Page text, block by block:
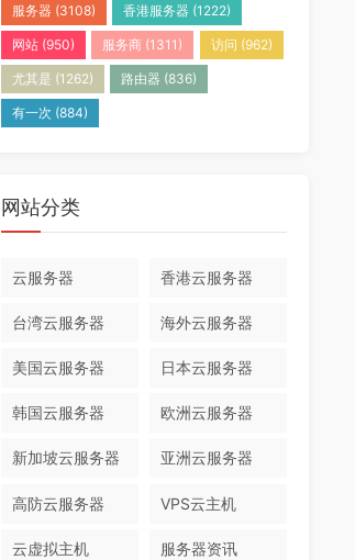
服务器 (3108) 香港服务器 (1222)
网站 (950) 服务商 (1311) 访问 (962)
尤其是 (1262) 路由器 (836)
有一次 (884)
网站分类
云服务器 香港云服务器
台湾云服务器 海外云服务器
美国云服务器 日本云服务器
韩国云服务器 欧洲云服务器
新加坡云服务器 亚洲云服务器
高防云服务器 VPS云主机
云虚拟主机 服务器资讯